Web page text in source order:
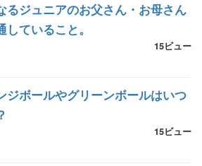
るジュニアのお父さん・お母さん
していること。
15ビュー
ジボールやグリーンボールはいつ
15ビュー